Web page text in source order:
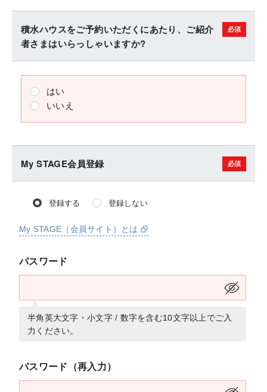
積水ハウスをご予約いただくにあたり、ご紹介
者さまはいらっしゃいますか?
はい
いいえ
My STAGE会員登録
登録する 登録しない
My STAGE（会員サイト）とは
パスワード
半角英大文字・小文字 / 数字を含む10文字以上でご入
力ください。
パスワード（再入力）